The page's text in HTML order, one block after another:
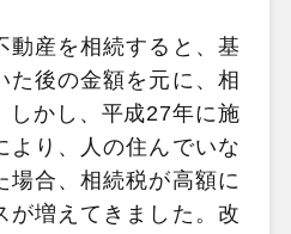
産を相続すると、基
た後の金額を元に、相
しかし、平成27年に施
より、人の住んでいな
場合、相続税が高額に
が増えてきました。改